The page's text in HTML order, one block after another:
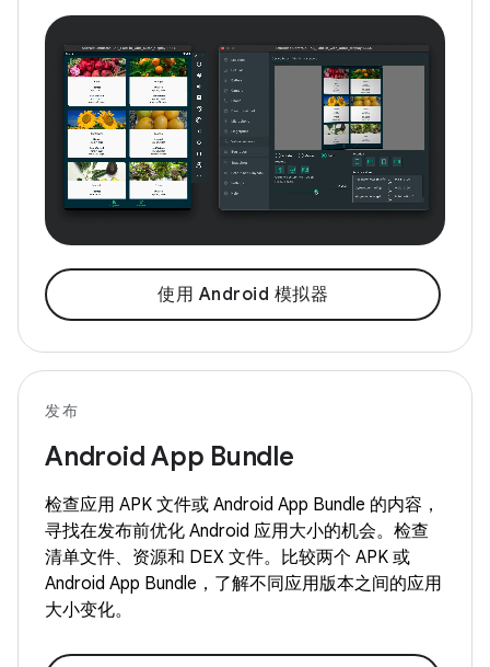
使用 Android 模拟器
发布
Android App Bundle
检查应用 APK 文件或 Android App Bundle 的内容，
寻找在发布前优化 Android 应用大小的机会。检查
清单文件、资源和 DEX 文件。比较两个 APK 或
Android App Bundle，了解不同应用版本之间的应用
大小变化。